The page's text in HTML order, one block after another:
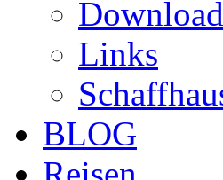
Download
Links
BLOG